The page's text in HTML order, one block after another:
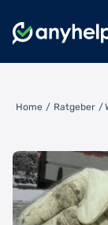
Home / Ratgeber /